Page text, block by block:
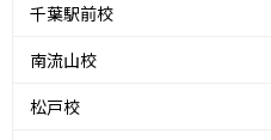
千葉駅前校
南流山校
松戸校